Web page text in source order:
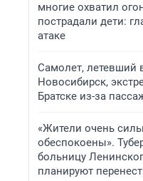
многие охватил
пострадали дети:
атаке
Самолет, летевший
Новосибирск,
Братске из-за
«Жители очень
обеспокоены».
больницу
планируют